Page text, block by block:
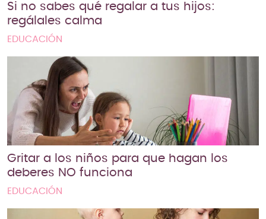
Si no sabes qué regalar a tus hijos:
regálales calma
EDUCACIÓN
Gritar a los niños para que hagan los
deberes NO funciona
EDUCACIÓN